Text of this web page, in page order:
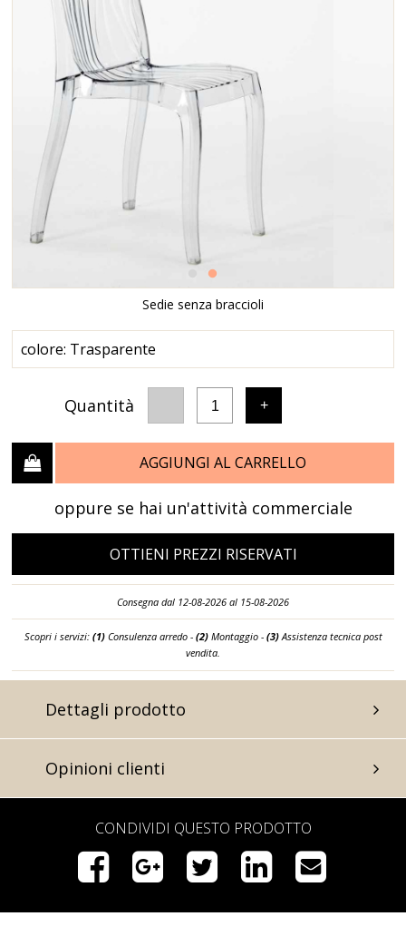
Sedie senza braccioli
colore: Trasparente
Quantità 1 +
AGGIUNGI AL CARRELLO
oppure se hai un'attività commerciale
OTTIENI PREZZI RISERVATI
Consegna dal 12-08-2026 al 15-08-2026
Scopri i servizi: (1)Consulenza arredo - (2)Montaggio - (3)Assistenza tecnica post
vendita.
Dettagli prodotto
Opinioni clienti
CONDIVIDI QUESTO PRODOTTO